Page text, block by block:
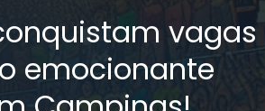
vagas
emocionante